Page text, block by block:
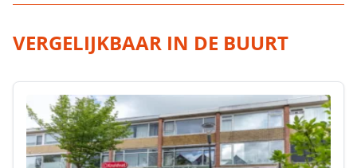
VERGELIJKBAAR IN DE BUURT